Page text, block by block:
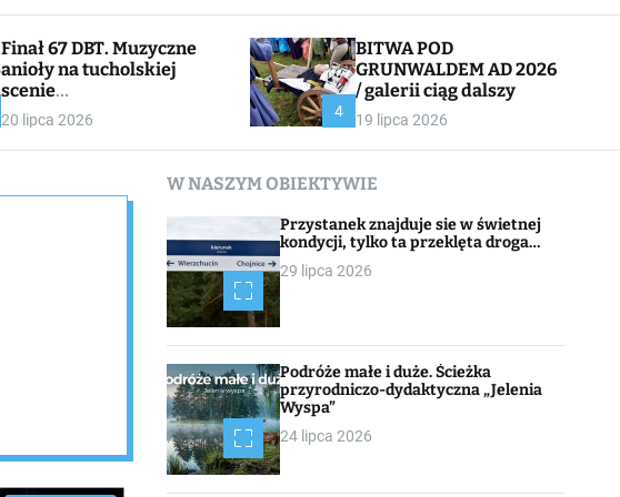
l
c
Finał 67 DBT. Muzyczne
anioły na tucholskiej
scenie
CHOJNACKA//CHOJNACK
I
20 lipca 2026 4
BITWA POD
GRUNWALDEM AD 2026
/ galerii ciąg dalszy
19 lipca 2026
W NASZYM OBIEKTYWIE
Przystanek znajduje sie w świetnej
kondycji, tylko ta przeklęta droga…
29 lipca 2026
Podróże małe i duże. Ścieżka
przyrodniczo-dydaktyczna „Jelenia
Wyspa”
24 lipca 2026